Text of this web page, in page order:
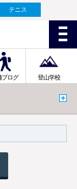
テニス
ブログ 登山学校